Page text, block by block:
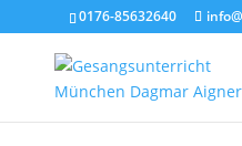
0176-85632640